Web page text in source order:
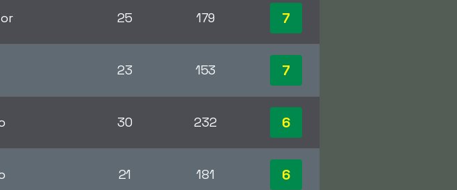
25 179 7
23 153 7
30 232 6
21 181 6